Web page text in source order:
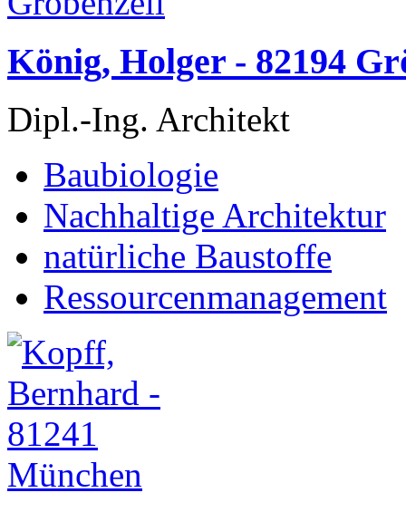
König, Holger - 82194
Dipl.-Ing. Architekt
Baubiologie
Nachhaltige Architektur
natürliche Baustoffe
Ressourcenmanagement